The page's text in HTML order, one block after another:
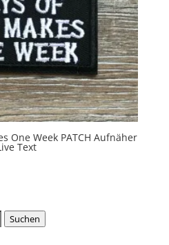
One Week PATCH Aufnäher
Text
Suchen